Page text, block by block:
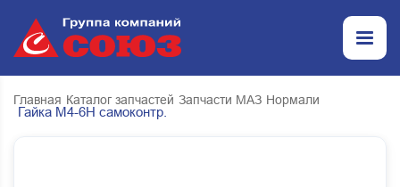
Главная Каталог запчастей Запчасти МАЗ Нормали
Гайка М4-6Н самоконтр.